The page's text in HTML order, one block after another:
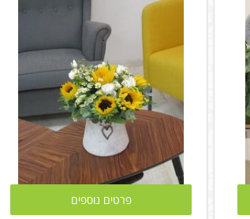
פרטים נוספים